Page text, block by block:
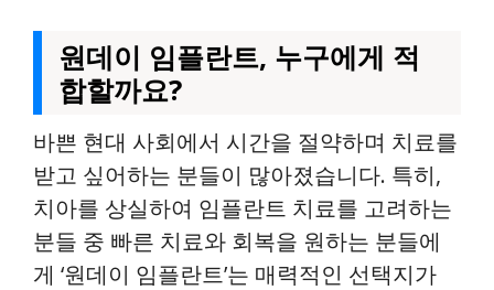
원데이 임플란트, 누구에게 적
합할까요?
바쁜 현대 사회에서 시간을 절약하며 치료를
받고 싶어하는 분들이 많아졌습니다. 특히,
치아를 상실하여 임플란트 치료를 고려하는
분들 중 빠른 치료와 회복을 원하는 분들에
게 ‘원데이 임플란트’는 매력적인 선택지가